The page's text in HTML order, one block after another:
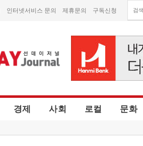
인터넷서비스 문의 제휴문의 구독신청
경제 사회 로컬 문화